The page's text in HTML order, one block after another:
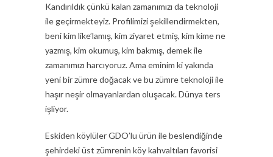
Kandırıldık çünkü kalan zamanımızı da teknoloji
ile geçirmekteyiz. Profilimizi şekillendirmekten,
beni kim like’lamış, kim ziyaret etmiş, kim kime ne
yazmış, kim okumuş, kim bakmış, demek ile
zamanımızı harcıyoruz. Ama eminim ki yakında
yeni bir zümre doğacak ve bu zümre teknoloji ile
haşır neşir olmayanlardan oluşacak. Dünya ters
işliyor.
Eskiden köylüler GDO’lu ürün ile beslendiğinde
şehirdeki üst zümrenin köy kahvaltıları favorisi